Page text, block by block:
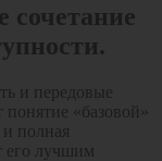
сочетание
и передовые
понятие «базовой»
полная
его лучшим